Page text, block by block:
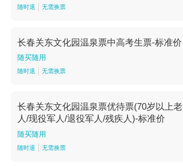
随时退 无需换票
长春关东文化园温泉票中高考生票-标准价
随买随用
随时退 无需换票
长春关东文化园温泉票优待票(70岁以上老
人/现役军人/退役军人/残疾人)-标准价
随买随用
随时退 无需换票